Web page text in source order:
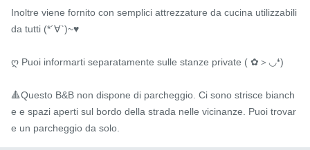
Inoltre viene fornito con semplici attrezzature da cucina utilizzabili
da tutti (*´∀`)~♥
ღ Puoi informarti separatamente sulle stanze private ( ✿＞◡❛)
🔺Questo B&B non dispone di parcheggio. Ci sono strisce bianch
e e spazi aperti sul bordo della strada nelle vicinanze. Puoi trovar
e un parcheggio da solo.